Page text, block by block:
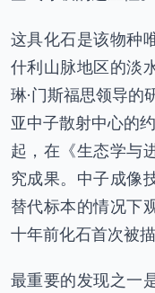
这具化石是该物种
什利山脉地区的淡
琳·门斯福思领导的
亚中子散射中心的
起，在《生态学与
究成果。中子成像
替代标本的情况下
十年前化石首次被
最重要的发现之一